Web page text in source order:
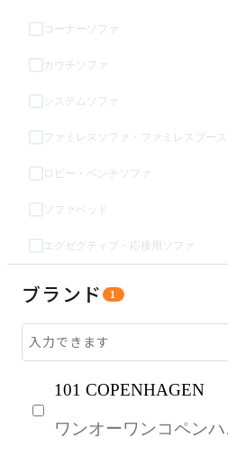
コーナーソファ
カウチソファ
システムソファ
ファミレスソファ・ファミレスブース
ロビー・ベンチソファ
ソファベッド
エグゼクティブ・応接用ソファ
ブランド 1
101 COPENHAGEN
ワンオーワンコペンハ